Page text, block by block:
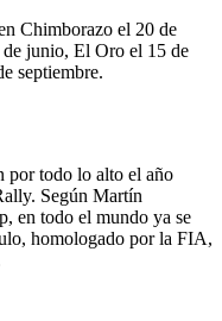
Chimborazo el 20 de
junio, El Oro el 15 de
septiembre.
por todo lo alto el año
Según Martín
en todo el mundo ya se
homologado por la FIA,